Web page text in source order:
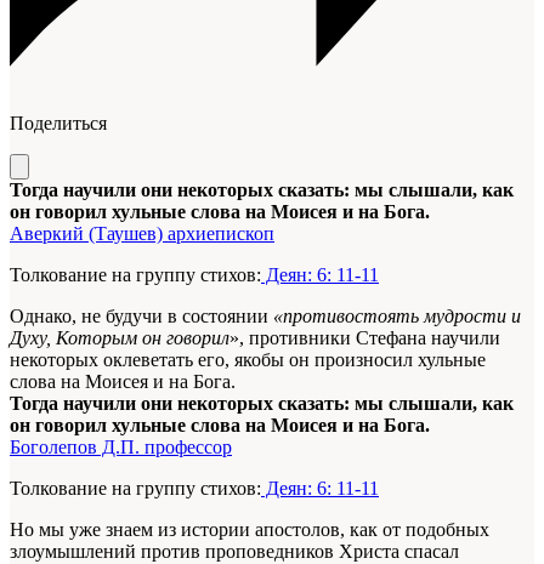
Поделиться
Тогда научили они некоторых сказать: мы слышали, как
он говорил хульные слова на Моисея и на Бога.
Аверкий (Таушев) архиепископ
Толкование на группу стихов: Деян: 6: 11-11
Однако, не будучи в состоянии «противостоять мудрости и
Духу, Которым он говорил», противники Стефана научили
некоторых оклеветать его, якобы он произносил хульные
слова на Моисея и на Бога.
Тогда научили они некоторых сказать: мы слышали, как
он говорил хульные слова на Моисея и на Бога.
Боголепов Д.П. профессор
Толкование на группу стихов: Деян: 6: 11-11
Но мы уже знаем из истории апостолов, как от подобных
злоумышлений против проповедников Христа спасал